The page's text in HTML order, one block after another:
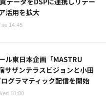
活用を拡大
14:45
ル東日本企画「MASTRU
サザンテラスビジョンと小田
グラマティック配信を開始
10:00